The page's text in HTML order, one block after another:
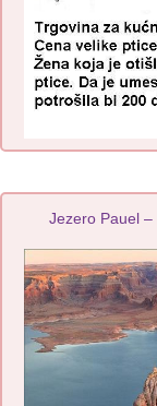
Jezero Pauel